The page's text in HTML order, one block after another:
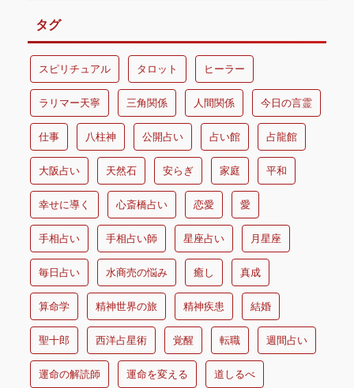
タグ
スピリチュアル タロット ヒーラー
ラリマー天寧 三角関係 人間関係 今日の言霊
仕事 八柱神 公開占い 占い館 占龍館
大阪占い 天然石 安らぎ 家庭 平和
幸せに導く 心斎橋占い 恋愛 愛
手相占い 手相占い師 星座占い 月星座
毎日占い 水商売の悩み 癒し 真成
算命学 精神世界の旅 精神疾患 結婚
聖十郎 西洋占星術 覚醒 転職 週間占い
運命の解読師 運命を変える 道しるべ